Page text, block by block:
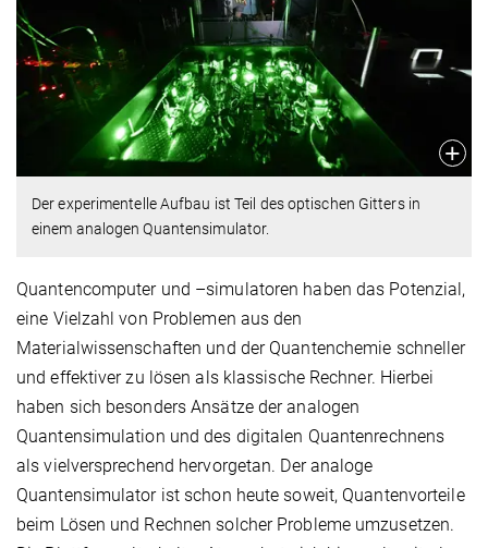
Der experimentelle Aufbau ist Teil des optischen Gitters in
einem analogen Quantensimulator.
Quantencomputer und –simulatoren haben das Potenzial,
eine Vielzahl von Problemen aus den
Materialwissenschaften und der Quantenchemie schneller
und effektiver zu lösen als klassische Rechner. Hierbei
haben sich besonders Ansätze der analogen
Quantensimulation und des digitalen Quantenrechnens
als vielversprechend hervorgetan. Der analoge
Quantensimulator ist schon heute soweit, Quantenvorteile
beim Lösen und Rechnen solcher Probleme umzusetzen.